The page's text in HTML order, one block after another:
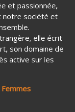
et passionnée,
notre société et
elle écrit
son domaine de
active sur les
Femmes